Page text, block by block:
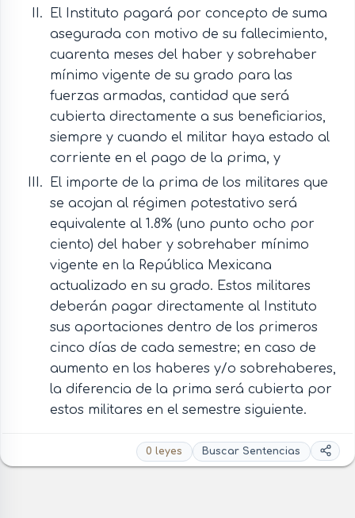
El Instituto pagará por concepto de suma
asegurada con motivo de su fallecimiento,
cuarenta meses del haber y sobrehaber
mínimo vigente de su grado para las
fuerzas armadas, cantidad que será
cubierta directamente a sus beneficiarios,
siempre y cuando el militar haya estado al
corriente en el pago de la prima, y
El importe de la prima de los militares que
se acojan al régimen potestativo será
equivalente al 1.8% (uno punto ocho por
ciento) del haber y sobrehaber mínimo
vigente en la República Mexicana
actualizado en su grado. Estos militares
deberán pagar directamente al Instituto
sus aportaciones dentro de los primeros
cinco días de cada semestre; en caso de
aumento en los haberes y/o sobrehaberes,
la diferencia de la prima será cubierta por
estos militares en el semestre siguiente.
0 leyes Buscar Sentencias